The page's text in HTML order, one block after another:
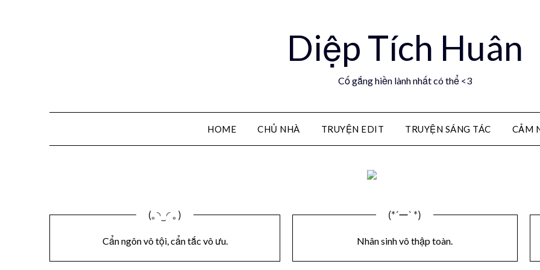
Diệp Tích Huân
Cố gắng hiền lành nhất có thể <3
HOME CHỦ NHÀ TRUYỆN EDIT TRUYỆN SÁNG TÁC CẢM
(｡◝‿◜ ｡)
Cẩn ngôn vô tội, cẩn tắc vô ưu.
(*´ー` *)
Nhân sinh vô thập toàn.